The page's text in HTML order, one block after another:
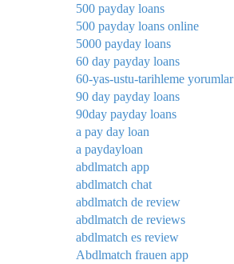
500 payday loans
500 payday loans online
5000 payday loans
60 day payday loans
60-yas-ustu-tarihleme yorumlar
90 day payday loans
90day payday loans
a pay day loan
a paydayloan
abdlmatch app
abdlmatch chat
abdlmatch de review
abdlmatch de reviews
abdlmatch es review
Abdlmatch frauen app